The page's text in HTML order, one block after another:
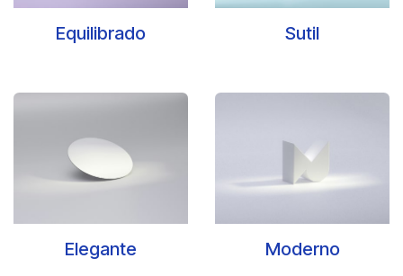
Equilibrado Sutil
Elegante Moderno